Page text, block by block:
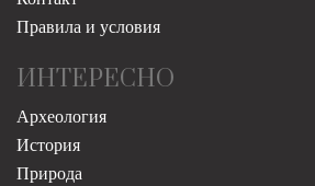
Правила и условия
ИНТЕРЕСНО
Археология
История
Природа